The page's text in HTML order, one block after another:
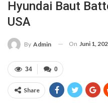
Hyundai Baut
USA
By Admin On Juni 1,
0
34
Share